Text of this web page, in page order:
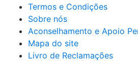
Termos e Condições
Sobre nós
Aconselhamento e Apoio
Mapa do site
Livro de Reclamações